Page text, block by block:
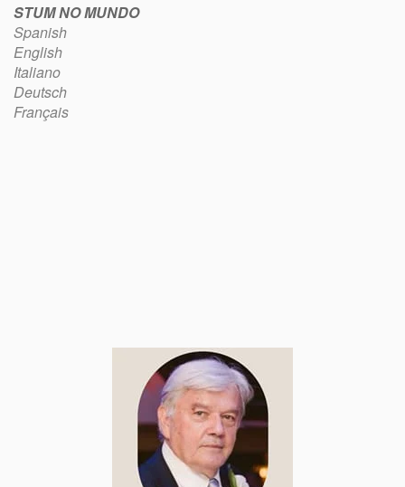
STUM NO MUNDO
Spanish
English
Italiano
Deutsch
Français